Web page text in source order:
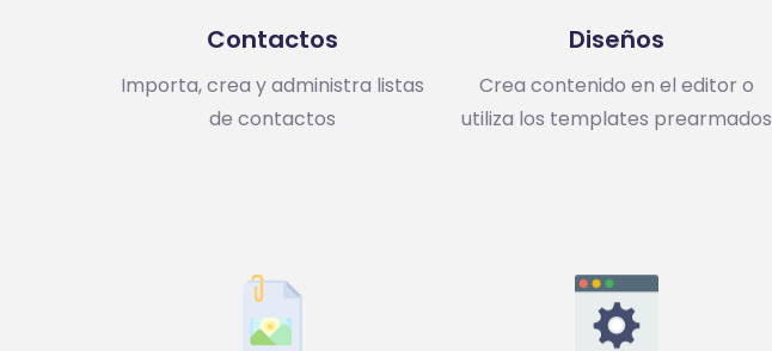
Contactos
Importa, crea y administra listas
de contactos
Diseños
Crea contenido en el editor o
utiliza los templates prearmados